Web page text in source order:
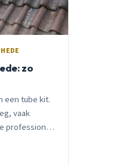
zo
een tube kit.
vaak
professionals